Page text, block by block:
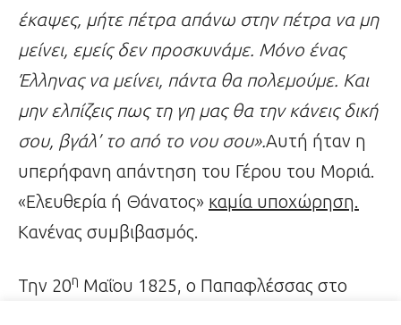
έκαψες, μήτε πέτρα απάνω στην πέτρα να μη
μείνει, εμείς δεν προσκυνάμε. Μόνο ένας
Έλληνας να μείνει, πάντα θα πολεμούμε. Και
μην ελπίζεις πως τη γη μας θα την κάνεις δική
σου, βγάλ’ το από το νου σου».Αυτή ήταν η
υπερήφανη απάντηση του Γέρου του Μοριά.
«Ελευθερία ή Θάνατος» καμία υποχώρηση.
Κανένας συμβιβασμός.
Την 20η Μαΐου 1825, ο Παπαφλέσσας στο